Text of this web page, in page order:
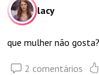
lacy
que mulher não gosta?
2 comentários